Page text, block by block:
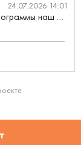
24.07.2026 14:01
что со стоянками во дворе после программы наш двор